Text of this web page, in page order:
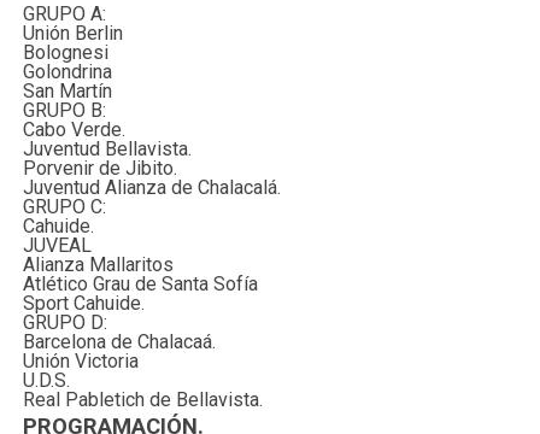
GRUPO A:
Unión Berlin
Bolognesi
Golondrina
San Martín
GRUPO B:
Cabo Verde.
Juventud Bellavista.
Porvenir de Jibito.
Juventud Alianza de Chalacalá.
GRUPO C:
Cahuide.
JUVEAL
Alianza Mallaritos
Atlético Grau de Santa Sofía
Sport Cahuide.
GRUPO D:
Barcelona de Chalacaá.
Unión Victoria
U.D.S.
Real Pabletich de Bellavista.
PROGRAMACIÓN.